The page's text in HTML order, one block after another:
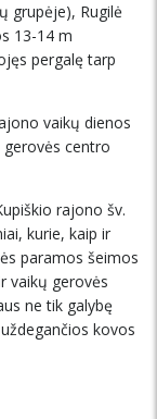
grupėje), Rugilė
13-14 m
pergalę tarp
vaikų dienos
gerovės centro
rajono šv.
kurie, kaip ir
paramos šeimos
vaikų gerovės
ne tik galybę
kovos